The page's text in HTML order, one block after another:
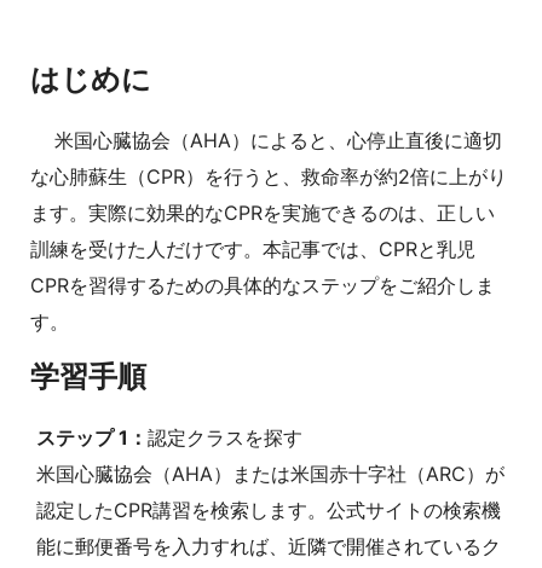
はじめに
米国心臓協会（AHA）によると、心停止直後に適切
な心肺蘇生（CPR）を行うと、救命率が約2倍に上がり
ます。実際に効果的なCPRを実施できるのは、正しい
訓練を受けた人だけです。本記事では、CPRと乳児
CPRを習得するための具体的なステップをご紹介しま
す。
学習手順
ステップ 1： 認定クラスを探す
米国心臓協会（AHA）または米国赤十字社（ARC）が
認定したCPR講習を検索します。公式サイトの検索機
能に郵便番号を入力すれば、近隣で開催されているク